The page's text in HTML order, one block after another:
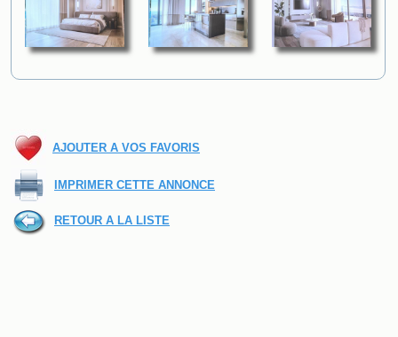
AJOUTER A VOS FAVORIS
IMPRIMER CETTE ANNONCE
RETOUR A LA LISTE